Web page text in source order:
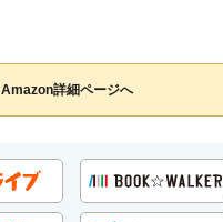
Amazon詳細ページへ